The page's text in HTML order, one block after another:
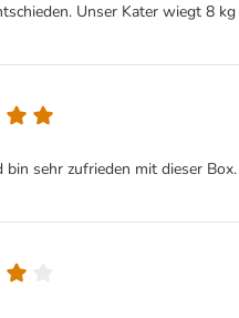
Unser Kater wiegt 8
sehr zufrieden mit dieser